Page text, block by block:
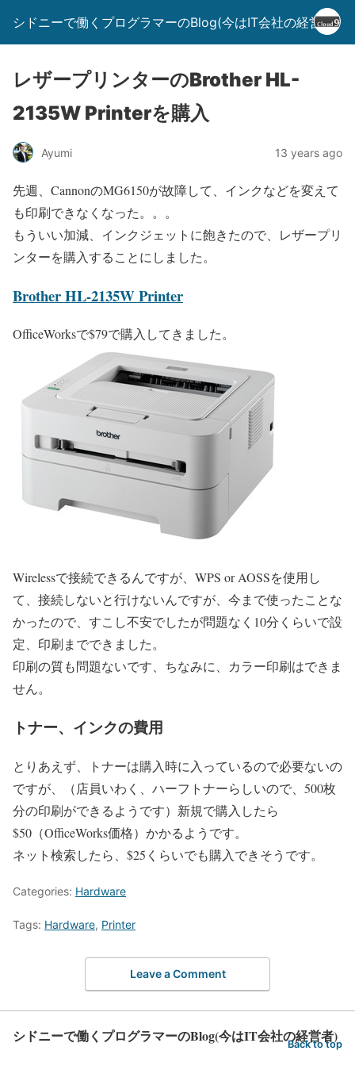
シドニーで働くプログラマーのBlog(今はIT会社の経営者)
レザープリンターのBrother HL-
2135W Printerを購入
Ayumi 13 years ago
先週、CannonのMG6150が故障して、インクなどを変えて
も印刷できなくなった。。。
もういい加減、インクジェットに飽きたので、レザープリ
ンターを購入することにしました。
Brother HL-2135W Printer
OfficeWorksで$79で購入してきました。
Wirelessで接続できるんですが、WPS or AOSSを使用し
て、接続しないと行けないんですが、今まで使ったことな
かったので、すこし不安でしたが問題なく10分くらいで設
定、印刷までできました。
印刷の質も問題ないです、ちなみに、カラー印刷はできま
せん。
トナー、インクの費用
とりあえず、トナーは購入時に入っているので必要ないの
ですが、（店員いわく、ハーフトナーらしいので、500枚
分の印刷ができるようです）新規で購入したら
$50（OfficeWorks価格）かかるようです。
ネット検索したら、$25くらいでも購入できそうです。
Categories: Hardware
Tags: Hardware, Printer
Leave a Comment
シドニーで働くプログラマーのBlog(今はIT会社の経営者)
Back to top